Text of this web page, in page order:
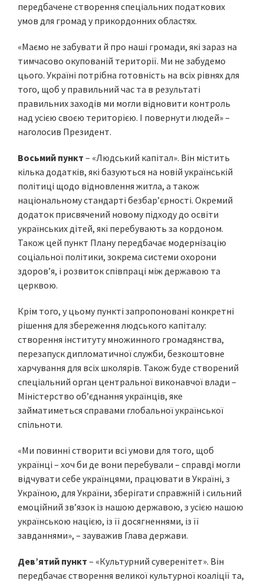
передбачене створення спеціальних податкових
умов для громад у прикордонних областях.
«Маємо не забувати й про наші громади, які зараз на
тимчасово окупованій території. Ми не забудемо
цього. Україні потрібна готовність на всіх рівнях для
того, щоб у правильний час та в результаті
правильних заходів ми могли відновити контроль
над усією своєю територією. І повернути людей» –
наголосив Президент.
Восьмий пункт – «Людський капітал». Він містить
кілька додатків, які базуються на новій українській
політиці щодо відновлення житла, а також
національному стандарті безбар’єрності. Окремий
додаток присвячений новому підходу до освіти
українських дітей, які перебувають за кордоном.
Також цей пункт Плану передбачає модернізацію
соціальної політики, зокрема системи охорони
здоров’я, і розвиток співпраці між державою та
церквою.
Крім того, у цьому пункті запропоновані конкретні
рішення для збереження людського капіталу:
створення інституту множинного громадянства,
перезапуск дипломатичної служби, безкоштовне
харчування для всіх школярів. Також буде створений
спеціальний орган центральної виконавчої влади –
Міністерство об’єднання українців, яке
займатиметься справами глобальної української
спільноти.
«Ми повинні створити всі умови для того, щоб
українці – хоч би де вони перебували – справді могли
відчувати себе українцями, працювати в Україні, з
Україною, для України, зберігати справжній і сильний
емоційний зв’язок із нашою державою, з усією нашою
українською нацією, із її досягненнями, із її
завданнями», – зауважив Глава держави.
Дев’ятий пункт – «Культурний суверенітет». Він
передбачає створення великої культурної коаліції та,